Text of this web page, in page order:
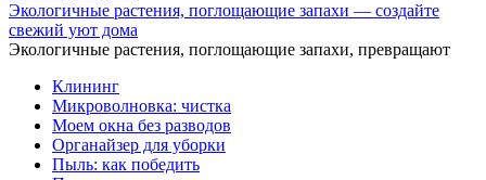
Экологичные растения, поглощающие запахи — создайте
свежий уют дома
Экологичные растения, поглощающие запахи, превращают
Клининг
Микроволновка: чистка
Моем окна без разводов
Органайзер для уборки
Пыль: как победить